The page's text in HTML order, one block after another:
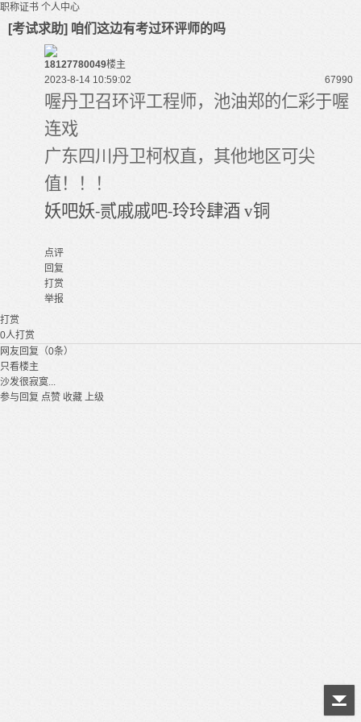
职称证书 个人中心
[考试求助] 咱们这边有考过环评师的吗
18127780049楼主
2023-8-14 10:59:02
67990
喔丹卫召环评工程师， 池油郑的仁彩于喔
连戏
广东四川 丹卫柯权直，其他地区可尖
值 ！！！
妖吧妖-贰戚戚吧-玲玲肆酒 v铜
点评
回复
打赏
举报
打赏
0人打赏
网友回复（0条）
只看楼主
沙发很寂寞...
参与回复 点赞 收藏 上级